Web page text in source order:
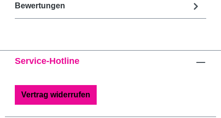
Bewertungen
Service-Hotline
Vertrag widerrufen